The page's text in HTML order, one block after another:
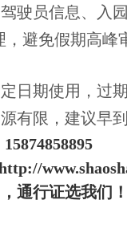
驶员信息、入
避免假期高峰
日期使用，过期
有限，建议早到
通行证选我们